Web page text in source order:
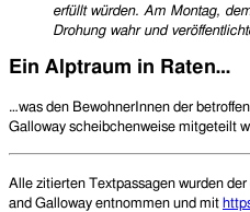
erfüllt würden. Am Montag,
Drohung wahr und
Ein Alptraum in Raten…
…was den BewohnerInnen der
Galloway scheibchenweise mitgeteilt
Alle zitierten Textpassagen wurden der
and Galloway entnommen und mit